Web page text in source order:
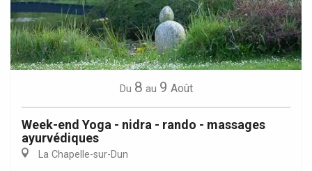
Du 8 au 9 Août
Week-end Yoga - nidra - rando - massages
ayurvédiques
La Chapelle-sur-Dun